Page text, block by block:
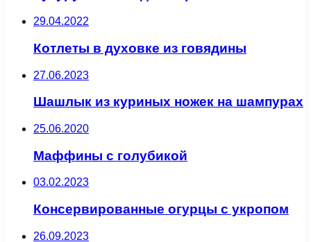
29.04.2022
Котлеты в духовке из говядины
27.06.2023
Шашлык из куриных ножек на шампурах
25.06.2020
Маффины с голубикой
03.02.2023
Консервированные огурцы с укропом
26.09.2023